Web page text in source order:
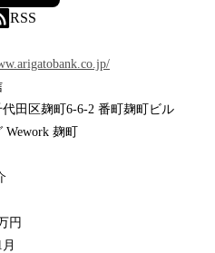
RSS
田区麹町6-6-2 番町麹町ビル
麹町
円